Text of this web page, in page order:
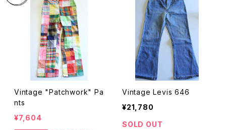
Vintage "Patchwork" Pa
nts
¥7,604
Vintage Levis 646
¥21,780
SOLD OUT